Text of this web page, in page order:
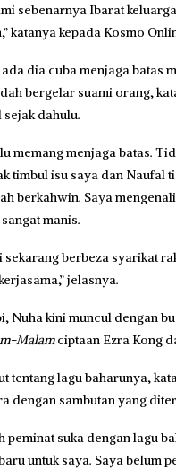
sebenarnya Ibarat
katanya kepada Kosmo
dia cuba menjaga batas
bergelar suami orang,
dahulu.
memang menjaga batas.
timbul isu saya dan Naufal
berkahwin. Saya
manis.
sekarang berbeza syarikat
jelasnya.
Nuha kini muncul dengan
Malamciptaan Ezra Kong
tentang lagu baharunya,
dengan sambutan yang
peminat suka dengan lagu
untuk saya. Saya belum